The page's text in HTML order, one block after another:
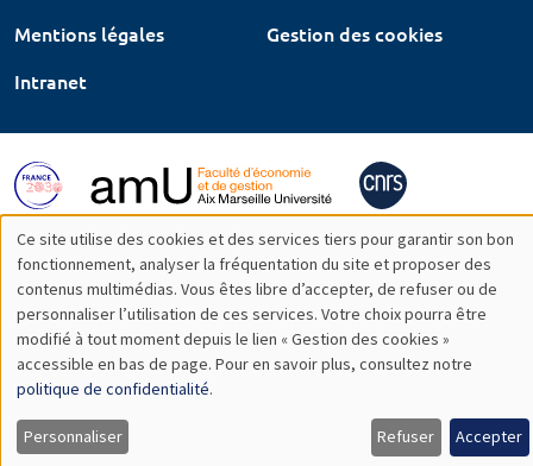
Mentions légales
Gestion des cookies
Intranet
Utilisation
des
données
personnelles
et
Ce site utilise des cookies et des services tiers pour garantir son bon
fonctionnement, analyser la fréquentation du site et proposer des
contenus multimédias. Vous êtes libre d’accepter, de refuser ou de
personnaliser l’utilisation de ces services. Votre choix pourra être
modifié à tout moment depuis le lien « Gestion des cookies »
accessible en bas de page. Pour en savoir plus, consultez notre
politique de confidentialité.
Personnaliser Refuser Accepter